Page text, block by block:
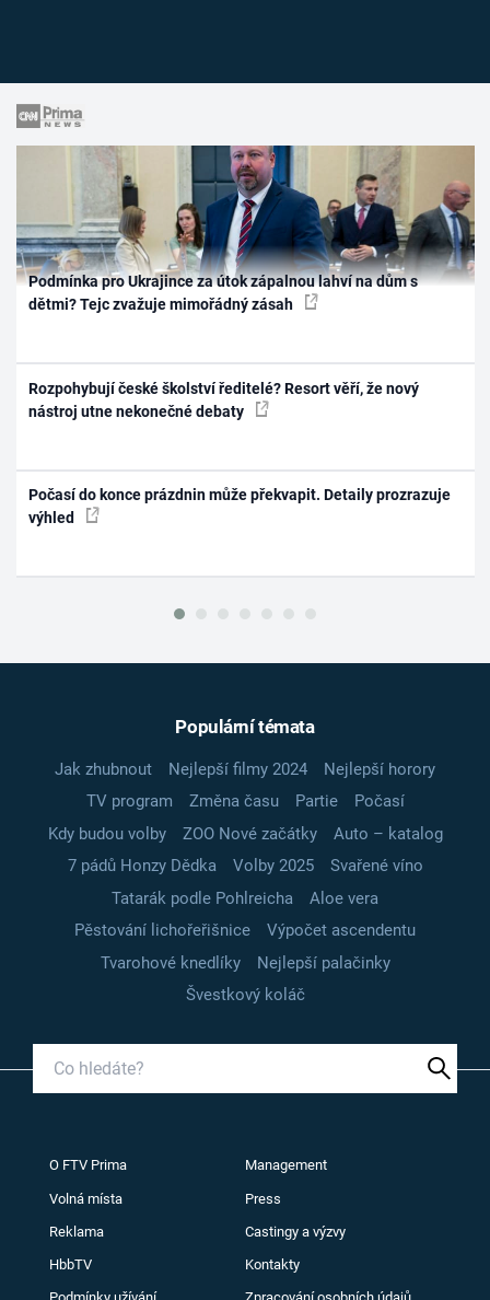
Podmínka pro Ukrajince za útok zápalnou lahví na dům s
dětmi? Tejc zvažuje mimořádný zásah
Rozpohybují české školství ředitelé? Resort věří, že nový
nástroj utne nekonečné debaty
Počasí do konce prázdnin může překvapit. Detaily prozrazuje
výhled
Populární témata
Jak zhubnout Nejlepší filmy 2024
Nejlepší horory
TV program
Změna času Partie
Počasí
Kdy budou volby
ZOO Nové začátky
Auto – katalog
7 pádů Honzy Dědka
Volby 2025
Svařené víno
Tatarák podle Pohlreicha
Aloe vera
Pěstování lichořeřišnice
Výpočet ascendentu
Tvarohové knedlíky
Nejlepší palačinky
Švestkový koláč
O FTV Prima Management
Volná místa Press
Reklama Castingy a výzvy
HbbTV Kontakty